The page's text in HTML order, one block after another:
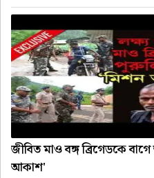
জীবিত মাও বঙ্গ ব্রিগেডকে
আকাশ'